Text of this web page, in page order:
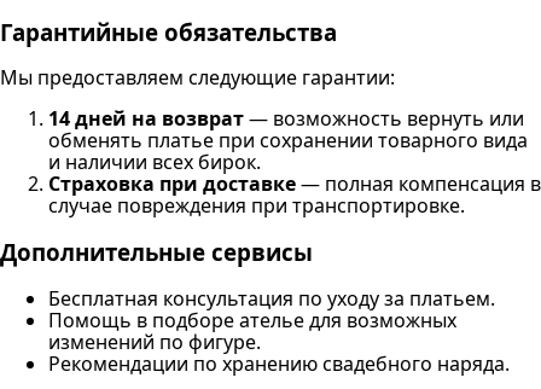
Гарантийные обязательства
Мы предоставляем следующие гарантии:
14 дней на возврат— возможность вернуть или
обменять платье при сохранении товарного вида
и наличии всех бирок.
Страховка при доставке— полная компенсация в
случае повреждения при транспортировке.
Дополнительные сервисы
Бесплатная консультация по уходу за платьем.
Помощь в подборе ателье для возможных
изменений по фигуре.
Рекомендации по хранению свадебного наряда.